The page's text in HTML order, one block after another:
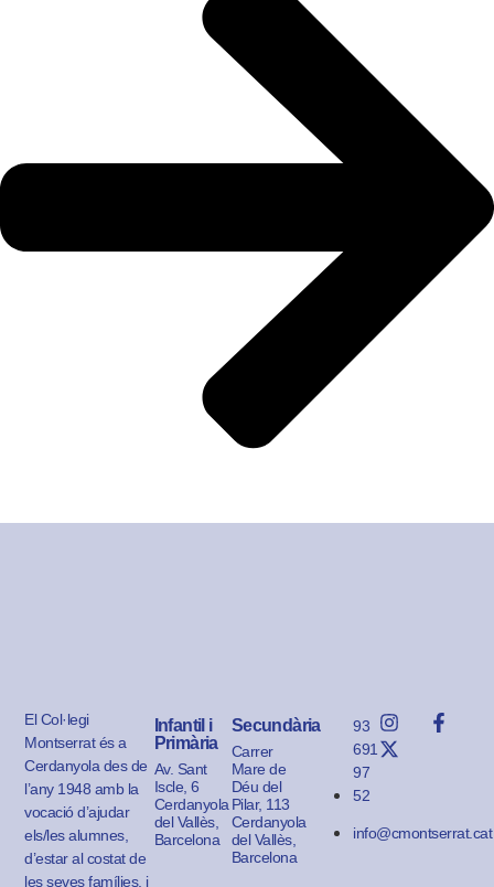
El Col·legi
Montserrat és a
Cerdanyola des de
l’any 1948 amb la
vocació d’ajudar
els/les alumnes,
d’estar al costat de
les seves famílies, i
Infantil i
Primària
Av. Sant
Iscle, 6
Cerdanyola
del Vallès,
Barcelona
Secundària
Carrer
Mare de
Déu del
Pilar, 113
Cerdanyola
del Vallès,
Barcelona
93
691
97
52
info@cmontserrat.cat